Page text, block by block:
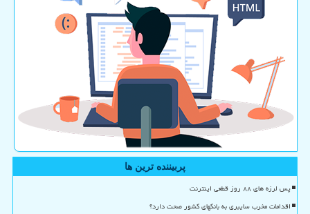
پربیننده ترین ها
پس لرزه های ۸۸ روز قطعی اینترنت
اقدامات مخرب سایبری به بانکهای کشور صحت دارد؟